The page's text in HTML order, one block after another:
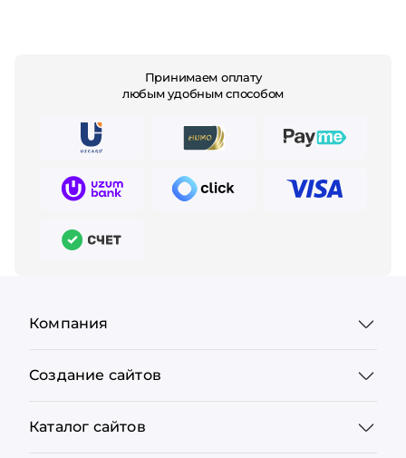
Принимаем оплату
любым удобным способом
Компания
Создание сайтов
Каталог сайтов